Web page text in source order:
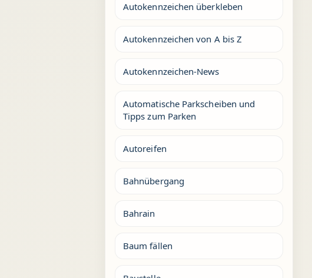
Autokennzeichen überkleben
Autokennzeichen von A bis Z
Autokennzeichen-News
Automatische Parkscheiben und
Tipps zum Parken
Autoreifen
Bahnübergang
Bahrain
Baum fällen